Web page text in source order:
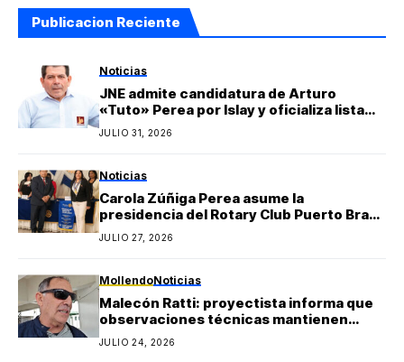
Publicacion Reciente
Noticias
JNE admite candidatura de Arturo
«Tuto» Perea por Islay y oficializa lista
regional de Yo Arequipa encabezada por
Berly Gonzales
JULIO 31, 2026
Noticias
Carola Zúñiga Perea asume la
presidencia del Rotary Club Puerto Bravo
Mollendo y anuncia proyectos sociales
para la provincia de Islay
JULIO 27, 2026
MollendoNoticias
Malecón Ratti: proyectista informa que
observaciones técnicas mantienen
paralizada la obra y estima reinicio en
agosto
JULIO 24, 2026